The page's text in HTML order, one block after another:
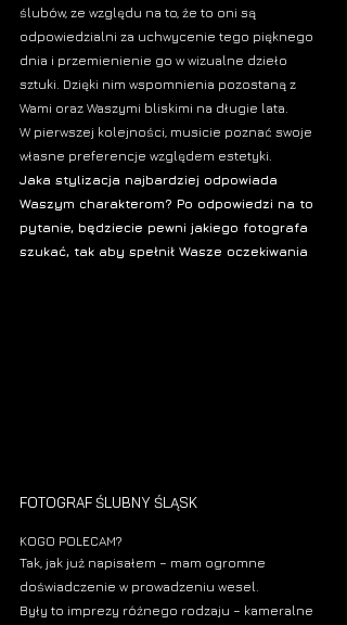
ślubów, ze względu na to, że to oni są
odpowiedzialni za uchwycenie tego pięknego
dnia i przemienienie go w wizualne dzieło
sztuki. Dzięki nim wspomnienia pozostaną z
Wami oraz Waszymi bliskimi na długie lata.
W pierwszej kolejności, musicie poznać swoje
własne preferencje względem estetyki.
Jaka stylizacja najbardziej odpowiada
Waszym charakterom? Po odpowiedzi na to
pytanie, będziecie pewni jakiego fotografa
szukać, tak aby spełnił Wasze oczekiwania
FOTOGRAF ŚLUBNY ŚLĄSK
KOGO POLECAM?
Tak, jak już napisałem – mam ogromne
doświadczenie w prowadzeniu wesel.
Były to imprezy różnego rodzaju – kameralne